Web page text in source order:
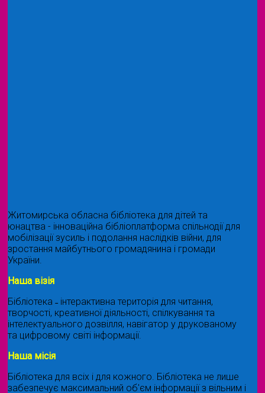
Житомирська обласна бібліотека для дітей та
юнацтва - інноваційна бібліоплатформа спільнодії для
мобілізації зусиль і подолання наслідків війни, для
зростання майбутнього громадянина і громади
України.
Наша візія
Бібліотека ˗ інтерактивна територія для читання,
творчості, креативної діяльності, спілкування та
інтелектуального дозвілля, навігатор у друкованому
та цифровому світі інформації.
Наша місія
Бібліотека для всіх і для кожного. Бібліотека не лише
забезпечує максимальний об'єм інформації з вільним і